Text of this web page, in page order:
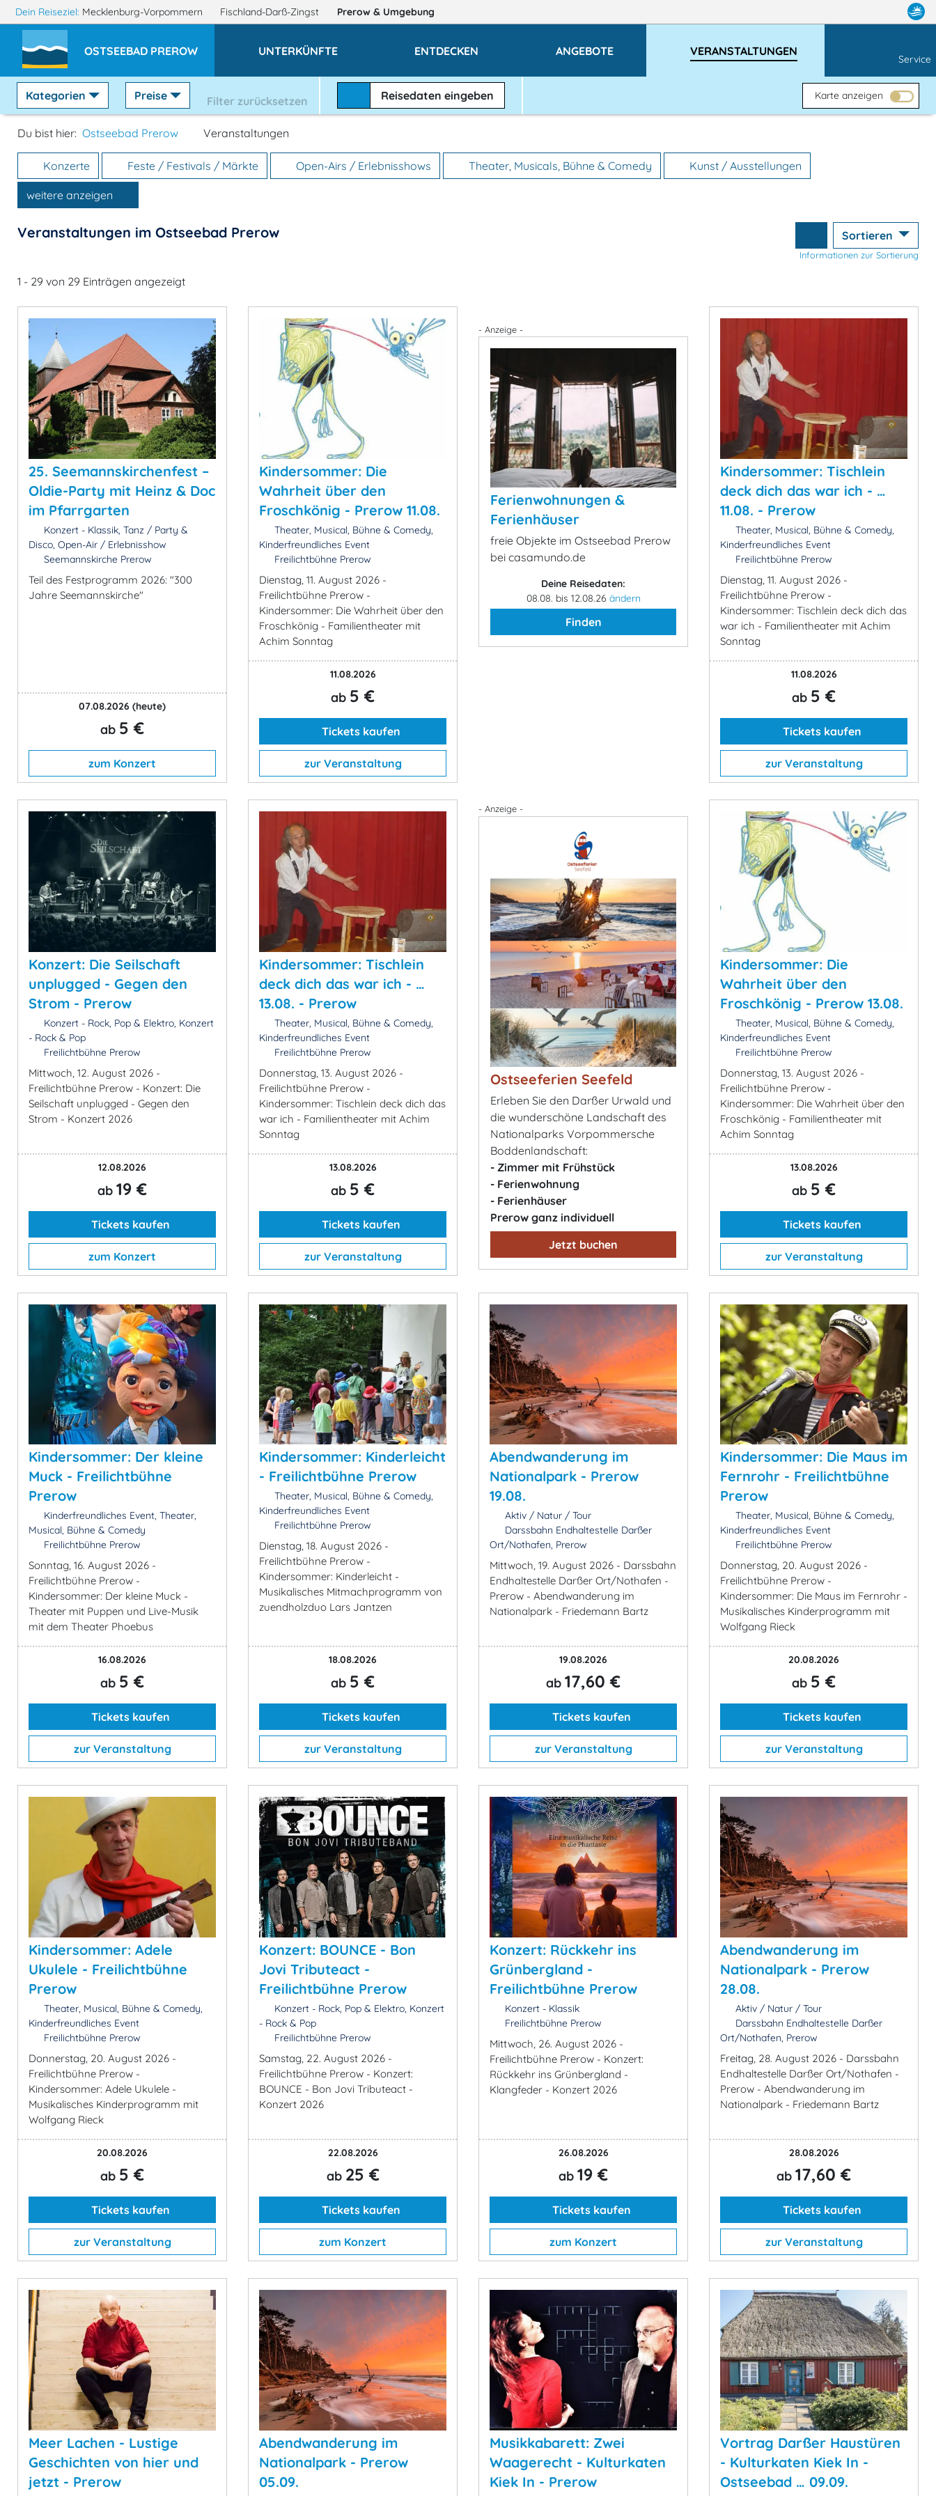
Dein Reiseziel: Mecklenburg-Vorpommern Fischland-Darß-Zingst Prerow & Umgebung
OSTSEEBAD PREROW UNTERKÜNFTE ENTDECKEN ANGEBOTE VERANSTALTUNGEN
Service
Kategorien Preise Filter zurücksetzen Reisedateneingeben Karte anzeigen
Du bist hier: Ostseebad Prerow Veranstaltungen
Konzerte Feste / Festivals / Märkte Open-Airs / Erlebnisshows Theater, Musicals, Bühne & Comedy Kunst / Ausstellungen
weitere anzeigen
Veranstaltungen im Ostseebad Prerow Sortieren
Informationen zur Sortierung
1 - 29 von 29 Einträgen angezeigt
25. Seemannskirchenfest –
Oldie-Party mit Heinz & Doc
im Pfarrgarten
Konzert - Klassik, Tanz / Party &
Disco, Open-Air / Erlebnisshow
Seemannskirche Prerow
Teil des Festprogramm 2026: "300
Jahre Seemannskirche"
07.08.2026 (heute)
ab 5 €
zum Konzert
Kindersommer: Die
Wahrheit über den
Froschkönig - Prerow 11.08.
Theater, Musical, Bühne & Comedy,
Kinderfreundliches Event
Freilichtbühne Prerow
Dienstag, 11. August 2026 -
Freilichtbühne Prerow -
Kindersommer: Die Wahrheit über den
Froschkönig - Familientheater mit
Achim Sonntag
11.08.2026
ab 5 €
Tickets kaufen
zur Veranstaltung
- Anzeige -
Ferienwohnungen &
Ferienhäuser
freie Objekte im Ostseebad Prerow
bei casamundo.de
Deine Reisedaten:
08.08. bis 12.08.26 ändern
Finden
Kindersommer: Tischlein
deck dich das war ich - …
11.08. - Prerow
Theater, Musical, Bühne & Comedy,
Kinderfreundliches Event
Freilichtbühne Prerow
Dienstag, 11. August 2026 -
Freilichtbühne Prerow -
Kindersommer: Tischlein deck dich das
war ich - Familientheater mit Achim
Sonntag
11.08.2026
ab 5 €
Tickets kaufen
zur Veranstaltung
Konzert: Die Seilschaft
unplugged - Gegen den
Strom - Prerow
Konzert - Rock, Pop & Elektro, Konzert
- Rock & Pop
Freilichtbühne Prerow
Mittwoch, 12. August 2026 -
Freilichtbühne Prerow - Konzert: Die
Seilschaft unplugged - Gegen den
Strom - Konzert 2026
12.08.2026
ab 19 €
Tickets kaufen
zum Konzert
Kindersommer: Tischlein
deck dich das war ich - …
13.08. - Prerow
Theater, Musical, Bühne & Comedy,
Kinderfreundliches Event
Freilichtbühne Prerow
Donnerstag, 13. August 2026 -
Freilichtbühne Prerow -
Kindersommer: Tischlein deck dich das
war ich - Familientheater mit Achim
Sonntag
13.08.2026
ab 5 €
Tickets kaufen
zur Veranstaltung
- Anzeige -
Ostseeferien Seefeld
Erleben Sie den Darßer Urwald und
die wunderschöne Landschaft des
Nationalparks Vorpommersche
Boddenlandschaft:
- Zimmer mit Frühstück
- Ferienwohnung
- Ferienhäuser
Prerow ganz individuell
Jetzt buchen
Kindersommer: Die
Wahrheit über den
Froschkönig - Prerow 13.08.
Theater, Musical, Bühne & Comedy,
Kinderfreundliches Event
Freilichtbühne Prerow
Donnerstag, 13. August 2026 -
Freilichtbühne Prerow -
Kindersommer: Die Wahrheit über den
Froschkönig - Familientheater mit
Achim Sonntag
13.08.2026
ab 5 €
Tickets kaufen
zur Veranstaltung
Kindersommer: Der kleine
Muck - Freilichtbühne
Prerow
Kinderfreundliches Event, Theater,
Musical, Bühne & Comedy
Freilichtbühne Prerow
Sonntag, 16. August 2026 -
Freilichtbühne Prerow -
Kindersommer: Der kleine Muck -
Theater mit Puppen und Live-Musik
mit dem Theater Phoebus
16.08.2026
ab 5 €
Tickets kaufen
zur Veranstaltung
Kindersommer: Kinderleicht
- Freilichtbühne Prerow
Theater, Musical, Bühne & Comedy,
Kinderfreundliches Event
Freilichtbühne Prerow
Dienstag, 18. August 2026 -
Freilichtbühne Prerow -
Kindersommer: Kinderleicht -
Musikalisches Mitmachprogramm von
zuendholzduo Lars Jantzen
18.08.2026
ab 5 €
Tickets kaufen
zur Veranstaltung
Abendwanderung im
Nationalpark - Prerow
19.08.
Aktiv / Natur / Tour
Darssbahn Endhaltestelle Darßer
Ort/Nothafen, Prerow
Mittwoch, 19. August 2026 - Darssbahn
Endhaltestelle Darßer Ort/Nothafen -
Prerow - Abendwanderung im
Nationalpark - Friedemann Bartz
19.08.2026
ab 17,60 €
Tickets kaufen
zur Veranstaltung
Kindersommer: Die Maus im
Fernrohr - Freilichtbühne
Prerow
Theater, Musical, Bühne & Comedy,
Kinderfreundliches Event
Freilichtbühne Prerow
Donnerstag, 20. August 2026 -
Freilichtbühne Prerow -
Kindersommer: Die Maus im Fernrohr -
Musikalisches Kinderprogramm mit
Wolfgang Rieck
20.08.2026
ab 5 €
Tickets kaufen
zur Veranstaltung
Kindersommer: Adele
Ukulele - Freilichtbühne
Prerow
Theater, Musical, Bühne & Comedy,
Kinderfreundliches Event
Freilichtbühne Prerow
Donnerstag, 20. August 2026 -
Freilichtbühne Prerow -
Kindersommer: Adele Ukulele -
Musikalisches Kinderprogramm mit
Wolfgang Rieck
20.08.2026
ab 5 €
Tickets kaufen
zur Veranstaltung
Konzert: BOUNCE - Bon
Jovi Tributeact -
Freilichtbühne Prerow
Konzert - Rock, Pop & Elektro, Konzert
- Rock & Pop
Freilichtbühne Prerow
Samstag, 22. August 2026 -
Freilichtbühne Prerow - Konzert:
BOUNCE - Bon Jovi Tributeact -
Konzert 2026
22.08.2026
ab 25 €
Tickets kaufen
zum Konzert
Konzert: Rückkehr ins
Grünbergland -
Freilichtbühne Prerow
Konzert - Klassik
Freilichtbühne Prerow
Mittwoch, 26. August 2026 -
Freilichtbühne Prerow - Konzert:
Rückkehr ins Grünbergland -
Klangfeder - Konzert 2026
26.08.2026
ab 19 €
Tickets kaufen
zum Konzert
Abendwanderung im
Nationalpark - Prerow
28.08.
Aktiv / Natur / Tour
Darssbahn Endhaltestelle Darßer
Ort/Nothafen, Prerow
Freitag, 28. August 2026 - Darssbahn
Endhaltestelle Darßer Ort/Nothafen -
Prerow - Abendwanderung im
Nationalpark - Friedemann Bartz
28.08.2026
ab 17,60 €
Tickets kaufen
zur Veranstaltung
Meer Lachen - Lustige
Geschichten von hier und
jetzt - Prerow
Abendwanderung im
Nationalpark - Prerow
05.09.
Musikkabarett: Zwei
Waagerecht - Kulturkaten
Kiek In - Prerow
Vortrag Darßer Haustüren
- Kulturkaten Kiek In -
Ostseebad … 09.09.